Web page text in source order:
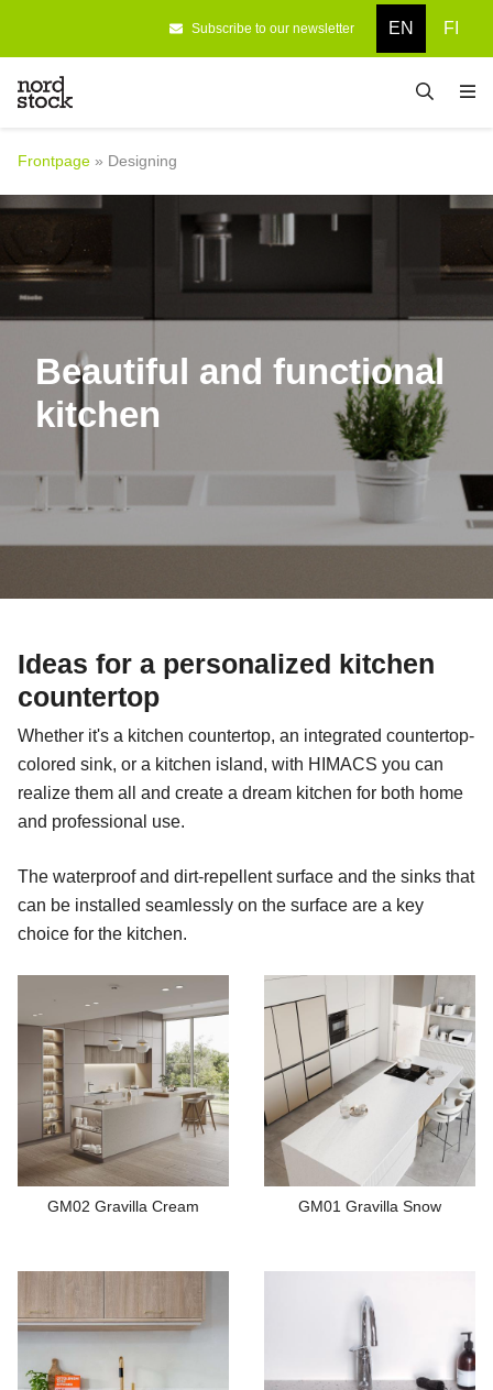
Subscribe to our newsletter EN FI
Frontpage
Company
Contact information
Frontpage » Designing
Beautiful and functional
kitchen
Ideas for a personalized kitchen
countertop
Whether it's a kitchen countertop, an integrated countertop-
colored sink, or a kitchen island, with HIMACS you can
realize them all and create a dream kitchen for both home
and professional use.
The waterproof and dirt-repellent surface and the sinks that
can be installed seamlessly on the surface are a key
choice for the kitchen.
GM02 Gravilla Cream GM01 Gravilla Snow